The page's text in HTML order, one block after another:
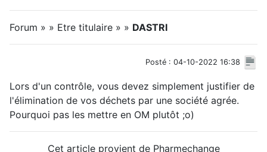
Forum » » Etre titulaire » » DASTRI
Posté : 04-10-2022 16:38
Lors d'un contrôle, vous devez simplement justifier de
l'élimination de vos déchets par une société agrée.
Pourquoi pas les mettre en OM plutôt ;o)
Cet article provient de Pharmechange